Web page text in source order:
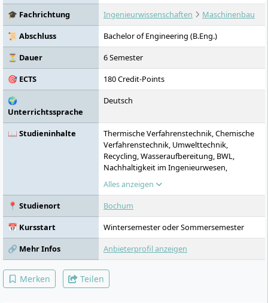
🎓 Fachrichtung
Ingenieurwissenschaften
Maschinenbau
📜 Abschluss
Bachelor of Engineering (B.Eng.)
⏳ Dauer
6 Semester
🎯 ECTS
180 Credit-Points
🌍
Unterrichtssprache
Deutsch
📖 Studieninhalte
Thermische Verfahrenstechnik, Chemische
Verfahrenstechnik, Umwelttechnik,
Recycling, Wasseraufbereitung, BWL,
Nachhaltigkeit im Ingenieurwesen,
Künstliche Intelligenz, Prozessentwicklung,
Laborpraxis
Alles anzeigen
📍 Studienort
Bochum
📅 Kursstart
Wintersemester oder Sommersemester
🔗 Mehr Infos
Anbieterprofil anzeigen
Merken Teilen